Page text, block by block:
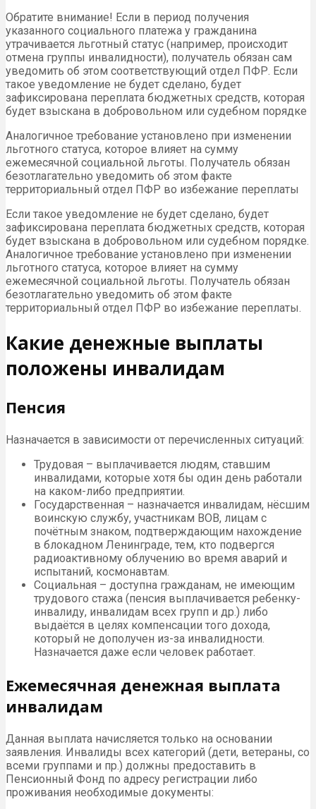
Обратите внимание! Если в период получения
указанного социального платежа у гражданина
утрачивается льготный статус (например, происходит
отмена группы инвалидности), получатель обязан сам
уведомить об этом соответствующий отдел ПФР. Если
такое уведомление не будет сделано, будет
зафиксирована переплата бюджетных средств, которая
будет взыскана в добровольном или судебном порядке
Аналогичное требование установлено при изменении
льготного статуса, которое влияет на сумму
ежемесячной социальной льготы. Получатель обязан
безотлагательно уведомить об этом факте
территориальный отдел ПФР во избежание переплаты
Если такое уведомление не будет сделано, будет
зафиксирована переплата бюджетных средств, которая
будет взыскана в добровольном или судебном порядке.
Аналогичное требование установлено при изменении
льготного статуса, которое влияет на сумму
ежемесячной социальной льготы. Получатель обязан
безотлагательно уведомить об этом факте
территориальный отдел ПФР во избежание переплаты.
Какие денежные выплаты
положены инвалидам
Пенсия
Назначается в зависимости от перечисленных ситуаций:
Трудовая – выплачивается людям, ставшим
инвалидами, которые хотя бы один день работали
на каком-либо предприятии.
Государственная – назначается инвалидам, нёсшим
воинскую службу, участникам ВОВ, лицам с
почётным знаком, подтверждающим нахождение
в блокадном Ленинграде, тем, кто подвергся
радиоактивному облучению во время аварий и
испытаний, космонавтам.
Социальная – доступна гражданам, не имеющим
трудового стажа (пенсия выплачивается ребенку-
инвалиду, инвалидам всех групп и др.) либо
выдаётся в целях компенсации того дохода,
который не дополучен из-за инвалидности.
Назначается даже если человек работает.
Ежемесячная денежная выплата
инвалидам
Данная выплата начисляется только на основании
заявления. Инвалиды всех категорий (дети, ветераны, со
всеми группами и пр.) должны предоставить в
Пенсионный Фонд по адресу регистрации либо
проживания необходимые документы: